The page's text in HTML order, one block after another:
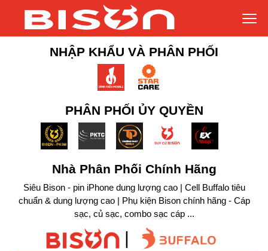
NHẬP KHẨU VÀ PHÂN PHỐI
PHÂN PHỐI ỦY QUYỀN
Nhà Phân Phối Chính Hãng
Siêu Bison - pin iPhone dung lượng cao | Cell Buffalo tiêu
chuẩn & dung lượng cao | Phụ kiện Bison chính hãng - Cáp
sạc, củ sạc, combo sạc cáp ...
|